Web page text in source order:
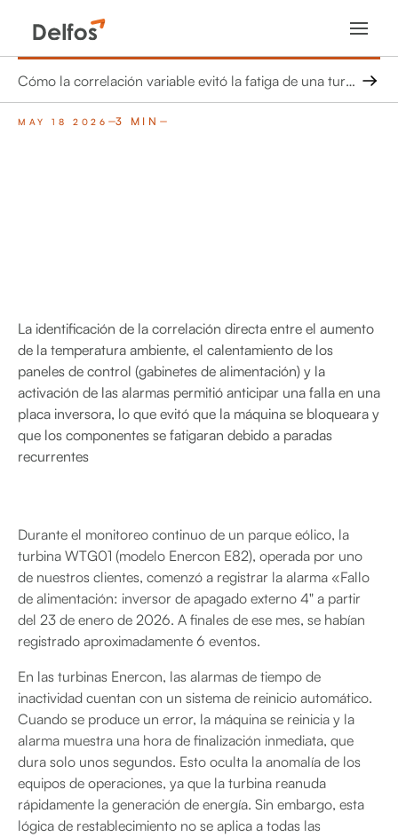
Cómo la correlación variable evitó la fatiga de una turbina eólica Enercon E82
MAY 18 2026 3 MIN
La identificación de la correlación directa entre el aumento
de la temperatura ambiente, el calentamiento de los
paneles de control (gabinetes de alimentación) y la
activación de las alarmas permitió anticipar una falla en una
placa inversora, lo que evitó que la máquina se bloqueara y
que los componentes se fatigaran debido a paradas
recurrentes
Durante el monitoreo continuo de un parque eólico, la
turbina WTG01 (modelo Enercon E82), operada por uno
de nuestros clientes, comenzó a registrar la alarma «Fallo
de alimentación: inversor de apagado externo 4" a partir
del 23 de enero de 2026. A finales de ese mes, se habían
registrado aproximadamente 6 eventos.
En las turbinas Enercon, las alarmas de tiempo de
inactividad cuentan con un sistema de reinicio automático.
Cuando se produce un error, la máquina se reinicia y la
alarma muestra una hora de finalización inmediata, que
dura solo unos segundos. Esto oculta la anomalía de los
equipos de operaciones, ya que la turbina reanuda
rápidamente la generación de energía. Sin embargo, esta
lógica de restablecimiento no se aplica a todas las